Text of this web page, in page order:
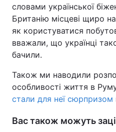
словами української
Британію місцеві щиро
як користуватися
вважали, що українці
бачили.
Також ми наводили
особливості життя в
стали для неї сюрпризом
Вас також можуть